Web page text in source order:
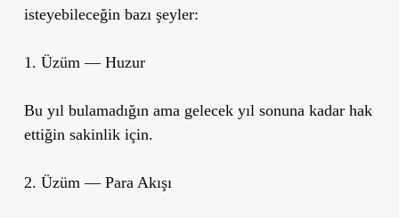
isteyebileceğin bazı şeyler:
1. Üzüm — Huzur
Bu yıl bulamadığın ama gelecek yıl sonuna kadar hak
ettiğin sakinlik için.
2. Üzüm — Para Akışı